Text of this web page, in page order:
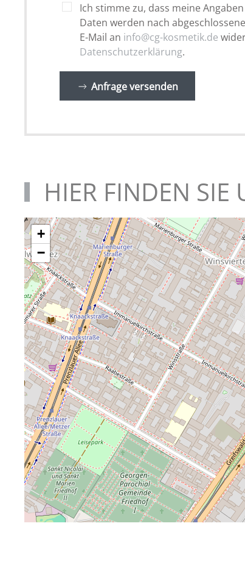
Ich stimme zu, dass meine
Daten werden nach
E-Mail an info@cg-kosmetik.de
Datenschutzerklärung.
Anfrage versenden
HIER FINDEN SIE
+
−